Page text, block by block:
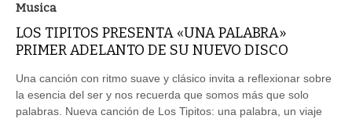
Musica
LOS TIPITOS PRESENTA «UNA PALABRA»
PRIMER ADELANTO DE SU NUEVO DISCO
Una canción con ritmo suave y clásico invita a reflexionar sobre
la esencia del ser y nos recuerda que somos más que solo
palabras. Nueva canción de Los Tipitos: una palabra, un viaje